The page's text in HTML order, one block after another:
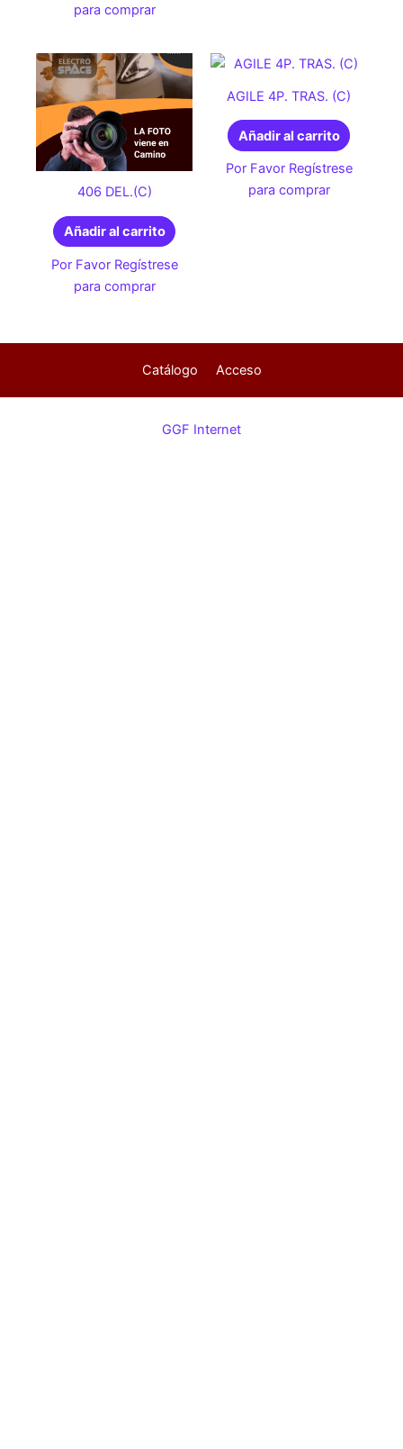
para comprar
406 DEL.(C)
Añadir al carrito
Por Favor Regístrese
para comprar
AGILE 4P. TRAS. (C)
Añadir al carrito
Por Favor Regístrese
para comprar
Catálogo Acceso
GGF Internet